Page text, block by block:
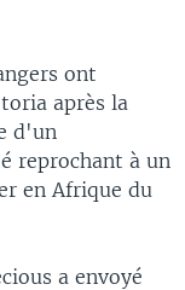
ont
après la
d'un
reprochant à un
en Afrique du
a envoyé